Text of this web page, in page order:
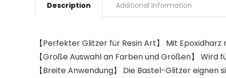
Description Additional information
【Perfekter Glitzer für Resin Art】 Mit
【Große Auswahl an Farben und Größen】
【Breite Anwendung】 Die Bastel-Glitzer